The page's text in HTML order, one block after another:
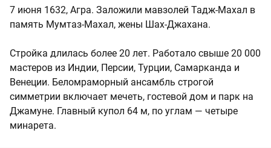
7 июня 1632, Агра. Заложили мавзолей Тадж-Махал в
память Мумтаз-Махал, жены Шах-Джахана.
Стройка длилась более 20 лет. Работало свыше 20 000
мастеров из Индии, Персии, Турции, Самарканда и
Венеции. Беломраморный ансамбль строгой
симметрии включает мечеть, гостевой дом и парк на
Джамуне. Главный купол 64 м, по углам — четыре
минарета.